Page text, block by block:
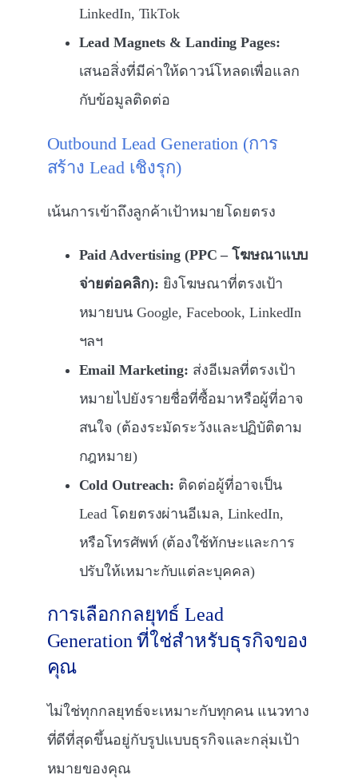
LinkedIn, TikTok
Lead Magnets & Landing Pages:
เสนอสิ่งที่มีค่าให้ดาวน์โหลดเพื่อแลก
กับข้อมูลติดต่อ
Outbound Lead Generation (การ
สร้าง Lead เชิงรุก)
เน้นการเข้าถึงลูกค้าเป้าหมายโดยตรง
Paid Advertising (PPC – โฆษณาแบบ
จ่ายต่อคลิก): ยิงโฆษณาที่ตรงเป้า
หมายบน Google, Facebook, LinkedIn
ฯลฯ
Email Marketing: ส่งอีเมลที่ตรงเป้า
หมายไปยังรายชื่อที่ซื้อมาหรือผู้ที่อาจ
สนใจ (ต้องระมัดระวังและปฏิบัติตาม
กฎหมาย)
Cold Outreach: ติดต่อผู้ที่อาจเป็น
Lead โดยตรงผ่านอีเมล, LinkedIn,
หรือโทรศัพท์ (ต้องใช้ทักษะและการ
ปรับให้เหมาะกับแต่ละบุคคล)
การเลือกกลยุทธ์ Lead
Generation ที่ใช่สำหรับธุรกิจของ
คุณ
ไม่ใช่ทุกกลยุทธ์จะเหมาะกับทุกคน แนวทาง
ที่ดีที่สุดขึ้นอยู่กับรูปแบบธุรกิจและกลุ่มเป้า
หมายของคุณ